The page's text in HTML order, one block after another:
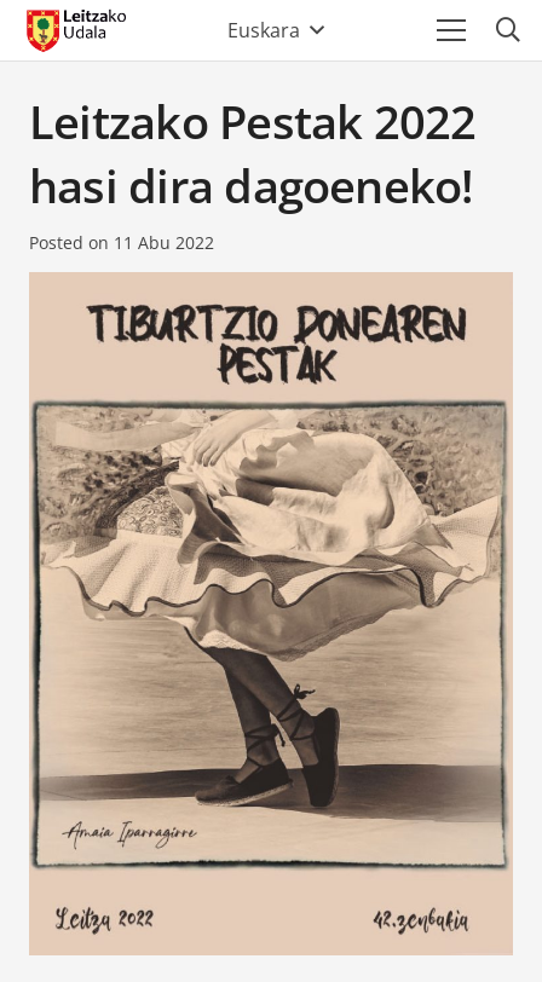
Euskara
Leitzako Pestak 2022
hasi dira dagoeneko!
Posted on 11 Abu 2022